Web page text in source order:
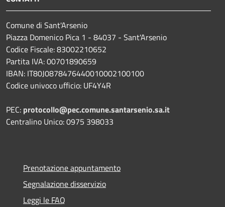
Comune di Sant'Arsenio
Piazza Domenico Pica 1 - 84037 - Sant'Arsenio
Codice Fiscale: 83002210652
Partita IVA: 00701890659
IBAN: IT80J0878476440010002100100
Codice univoco ufficio: UF4Y4R
PEC: protocollo@pec.comune.santarsenio.sa.it
Centralino Unico: 0975 398033
Prenotazione appuntamento
Segnalazione disservizio
Leggi le FAQ